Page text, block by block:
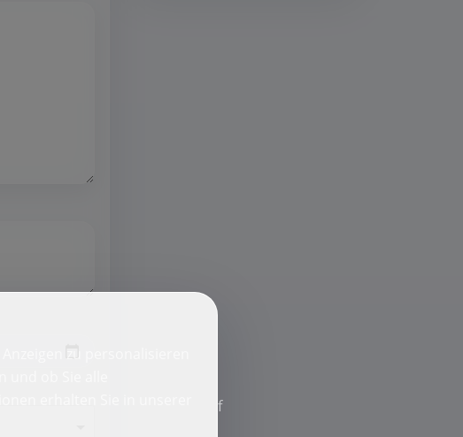
zu personalisieren
f